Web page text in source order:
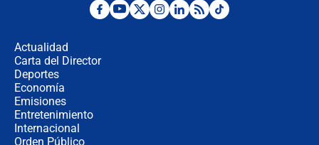
Desde dermatitis hasta infecciones:
Actualidad
Carta del Director
Deportes
Economía
Emisiones
Entretenimiento
Internacional
Orden Público